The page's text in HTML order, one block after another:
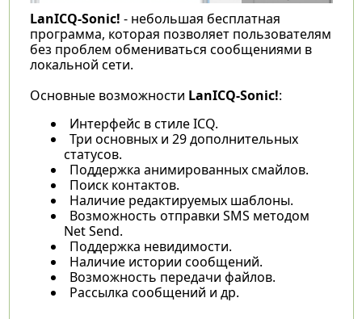
LanICQ-Sonic! - небольшая бесплатная
программа, которая позволяет пользователям
без проблем обмениваться сообщениями в
локальной сети.
Основные возможности LanICQ-Sonic!:
Интерфейс в стиле ICQ.
Три основных и 29 дополнительных
статусов.
Поддержка анимированных смайлов.
Поиск контактов.
Наличие редактируемых шаблоны.
Возможность отправки SMS методом
Net Send.
Поддержка невидимости.
Наличие истории сообщений.
Возможность передачи файлов.
Рассылка сообщений и др.